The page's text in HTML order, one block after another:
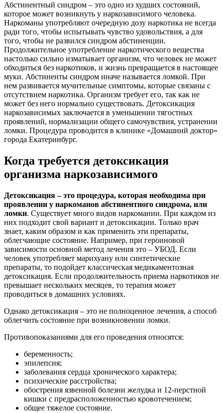
Абстинентный синдром – это одно из худших состояний,
которое может возникнуть у наркозависимого человека.
Наркоманы употребляют очередную дозу наркотика не всегда
ради того, чтобы испытывать чувство удовольствия, а для
того, чтобы не развился синдром абстиненции.
Продолжительное употребление наркотического вещества
настолько сильно изматывает организм, что человек не может
обходиться без наркотиков, и жизнь превращается в настоящее
муки. Абстиненты синдром иначе называется ломкой. При
нем развивается мучительные симптомы, которые связаны с
отсутствием наркотика. Организм требует его, так как не
может без него нормально существовать. Детоксикация
наркозависимых заключается в уменьшении тягостных
проявлений, нормализации общего самочувствия, устранении
ломки. Процедура проводится в клинике «Домашний доктор»
города Екатеринбург.
Когда требуется детоксикация
организма наркозависимого
Детоксикация – это процедура, которая необходима при
проявлении у наркоманов абстинентного синдрома, или
ломки. Существует много видов наркомании. При каждом из
них подходит свой вариант и детоксикации. Только врач
знает, каким образом и как применить эти препараты,
облегчающие состояние. Например, при героиновой
зависимости основной метод лечения это – УБОД. Если
человек употребляет марихуану или синтетические
препараты, то подойдет классическая медикаментозная
детоксикация. Если продолжительность приема наркотиков не
превышает нескольких месяцев, то терапия может
проводиться в домашних условиях.
Однако детоксикация – это не полноценное лечения, а способ
облегчить состояние при возникновении ломки.
Противопоказаниями для его проведения относятся:
беременность;
эпилепсия;
заболевания сердца хронического характера;
психические расстройства;
обострения язвенной болезни желудка и 12-перстной
кишки с предрасположенностью кровотечением;
общее тяжелое состояние.